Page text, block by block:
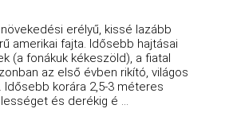
erélyű, kissé lazább
amerikai fajta. Idősebb hajtásai
(a fonákuk kékeszöld), a fiatal
az első évben rikító, világos
Idősebb korára 2,5-3 méteres
és derékig é ...